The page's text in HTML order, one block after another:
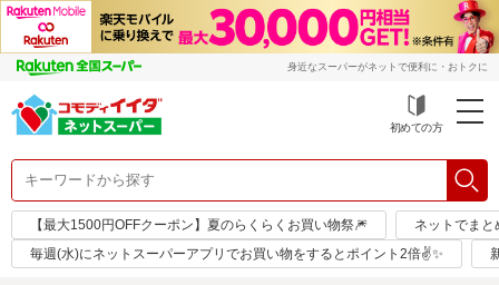
身近なスーパーがネットで便利に・おトクに
初めての方
【最大1500円OFFクーポン】夏のらくらくお買い物祭🎆
ネットでまと
毎週(水)にネットスーパーアプリでお買い物をするとポイント2倍✌✨